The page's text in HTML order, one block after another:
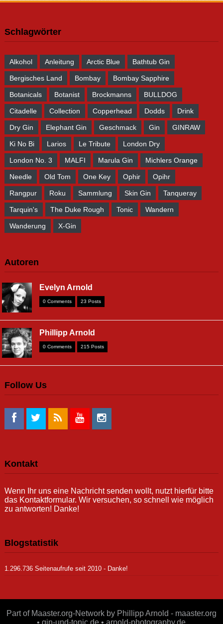
Schlagwörter
Alkohol Anleitung Arctic Blue Bathtub Gin
Bergisches Land Bombay Bombay Sapphire
Botanicals Botanist Brockmanns BULLDOG
Citadelle Collection Copperhead Dodds Drink
Dry Gin Elephant Gin Geschmack Gin GINRAW
Ki No Bi Larios Le Tribute London Dry
London No. 3 MALFI Marula Gin Michlers Orange
Needle Old Tom One Key Ophir Opihr
Rangpur Roku Sammlung Skin Gin Tanqueray
Tarquin's The Duke Rough Tonic Wandern
Wanderung X-Gin
Autoren
Evelyn Arnold
0 Comments 23 Posts
Phillipp Arnold
0 Comments 215 Posts
Follow Us
Kontakt
Wenn Ihr uns eine Nachricht senden wollt, nutzt hierfür bitte
das Kontaktformular. Wir versuchen, so schnell wie möglich
zu antworten! Danke!
Blogstatistik
1.296.736 Seitenaufrufe seit 2010 - Danke!
Part of Maaster.org-Network by Phillipp Arnold - maaster.org
• gin-und-tonic.de • arnold-photography.de